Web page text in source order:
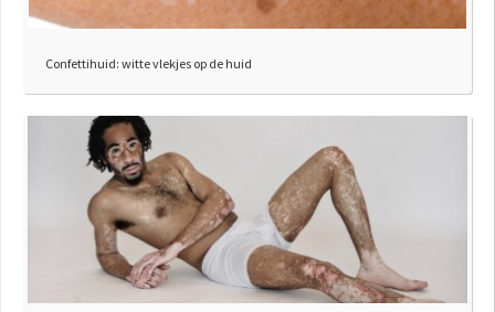
Confettihuid: witte vlekjes op de huid